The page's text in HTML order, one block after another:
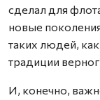
сделал для
новые
таких людей,
традиции
И, конечно,